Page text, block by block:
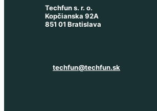
Techfun s. r. o.
Kopčianska 92A
851 01 Bratislava
techfun@techfun.sk